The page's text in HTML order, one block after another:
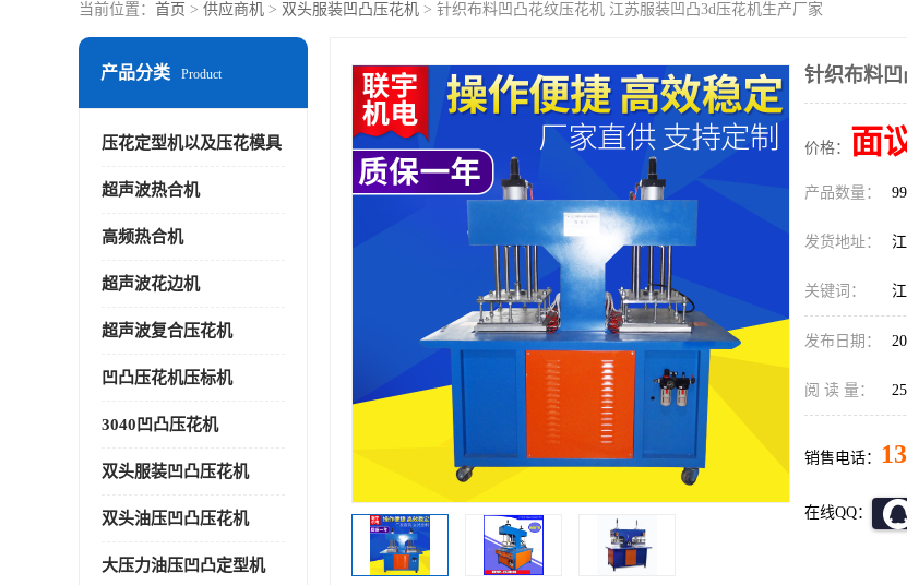
当前位置： 首页 > 供应商机 > 双头服装凹凸压花机 > 针织布料凹凸花纹压花机 江苏服装凹凸3d压花机生产厂家
产品分类 Product
压花定型机以及压花模具
超声波热合机
高频热合机
超声波花边机
超声波复合压花机
凹凸压花机压标机
3040凹凸压花机
双头服装凹凸压花机
双头油压凹凸压花机
大压力油压凹凸定型机
针织布料
价格： 面
产品数量：
发货地址：
关键词：
发布日期：
阅 读 量：
销售电话：
在线QQ：